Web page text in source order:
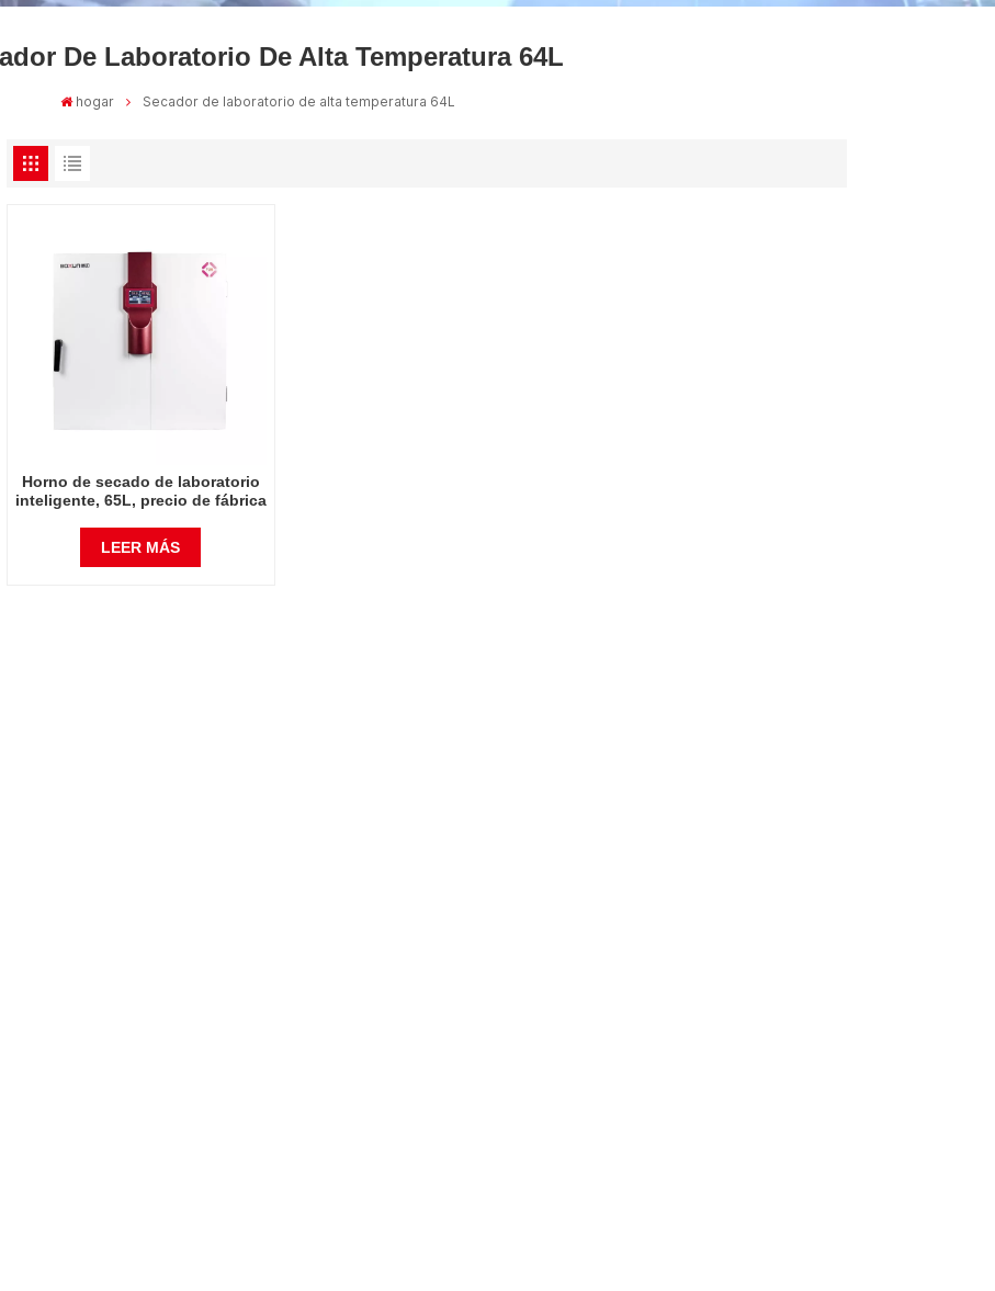
De Laboratorio De Alta Temperatura 64L
hogar Secador de laboratorio de alta temperatura 64L
Horno de secado de laboratorio
inteligente, 65L, precio de fábrica
LEER MÁS